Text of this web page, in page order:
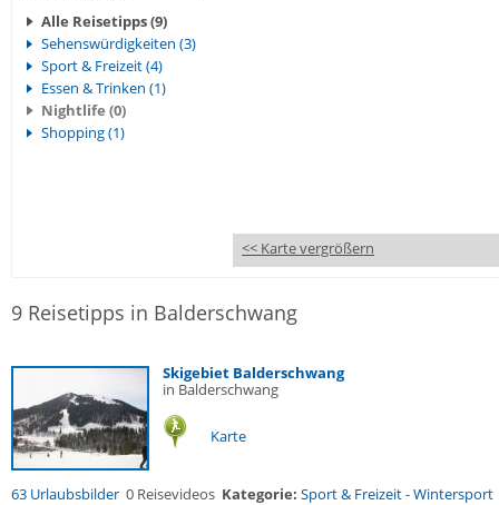
Alle Reisetipps (9)
Sehenswürdigkeiten (3)
Sport & Freizeit (4)
Essen & Trinken (1)
Nightlife (0)
Shopping (1)
<< Karte vergrößern
9 Reisetipps in Balderschwang
Skigebiet Balderschwang
in Balderschwang
Karte
63 Urlaubsbilder 0 Reisevideos Kategorie: Sport & Freizeit-Wintersport